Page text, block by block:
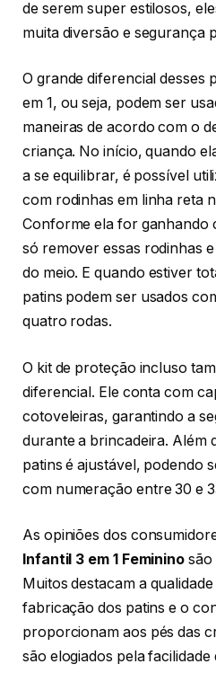
de serem super estilosos,
muita diversão e segurança
O grande diferencial desses
em 1, ou seja, podem ser
maneiras de acordo com o
criança. No início, quando
a se equilibrar, é possível
com rodinhas em linha reta
Conforme ela for ganhando
só remover essas rodinhas
do meio. E quando estiver
patins podem ser usados
quatro rodas.
O kit de proteção incluso
diferencial. Ele conta com
cotoveleiras, garantindo a
durante a brincadeira. Além
patins é ajustável, podendo
com numeração entre 30 e
As opiniões dos
Infantil 3 em 1 Feminino são
Muitos destacam a
fabricação dos patins e o
proporcionam aos pés das
são elogiados pela facilidade